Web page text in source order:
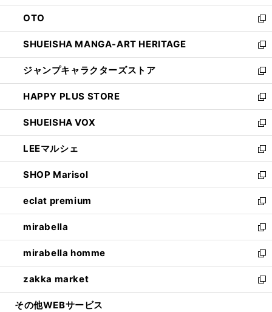
ウ
で
開
く
ン
ド
ウ
で
開
く
OTO
新
し
い
ウ
ィ
ン
ド
ウ
で
開
く
SHUEISHA MANGA-ART HERITAGE
新
し
い
ウ
ィ
ン
ド
ウ
で
開
く
ジャンプキャラクターズストア
新
し
い
ウ
ィ
ン
ド
ウ
で
開
く
HAPPY PLUS STORE
新
し
い
ウ
ィ
ン
ド
ウ
で
開
く
SHUEISHA VOX
新
し
い
ウ
ィ
ン
ド
ウ
で
開
く
LEEマルシェ
新
し
い
ウ
ィ
ン
ド
ウ
で
開
く
SHOP Marisol
新
し
い
ウ
ィ
ン
ド
ウ
で
開
eclat premium
新
し
い
ウ
ィ
ン
ド
ウ
mirabella
新
し
い
ウ
ィ
ン
mirabella homme
新
し
い
ウ
zakka market
新
し
その他WEBサービス